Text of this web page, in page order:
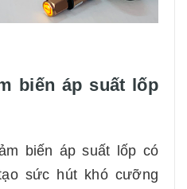
biến áp suất lốp
biến áp suất lốp có
sức hút khó cưỡng